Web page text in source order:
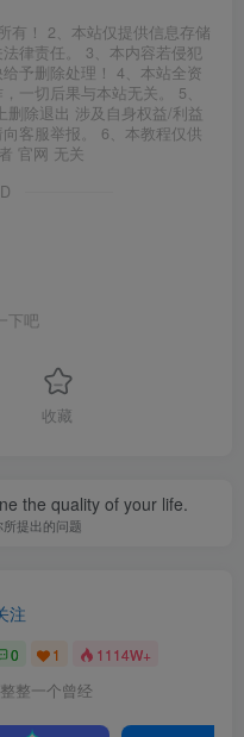
有！ 2、本站仅提供信息存储
律责任。 3、本内容若侵犯
予删除处理！ 4、本站全资
一切后果与本站无关。 5、
删除退出 涉及自身权益/利益
客服举报。 6、本教程仅供
官网 无关
下吧
收藏
the quality of your life.
提出的问题
注
0 1 1114W+
整一个曾经